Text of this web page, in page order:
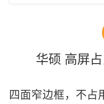
华硕 高屏
四面窄边框，不占